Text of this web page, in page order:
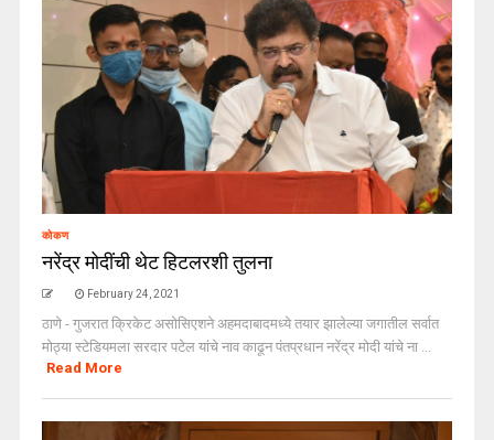
कोकण
नरेंद्र मोदींची थेट हिटलरशी तुलना
February 24, 2021
ठाणे - गुजरात क्रिकेट असोसिएशने अहमदाबादमध्ये तयार झालेल्या जगातील सर्वात
मोठ्या स्टेडियमला सरदार पटेल यांचे नाव काढून पंतप्रधान नरेंद्र मोदी यांचे ना ...
Read More